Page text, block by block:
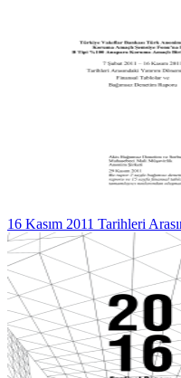
16 Kasım 2011 Tarihleri